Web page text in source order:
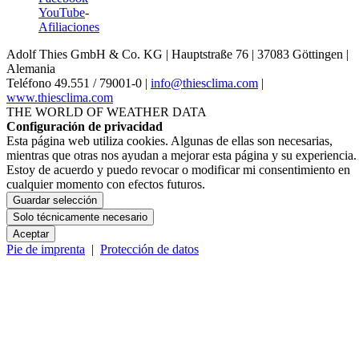
YouTube-
Afiliaciones
Adolf Thies GmbH & Co. KG | Hauptstraße 76 | 37083 Göttingen |
Alemania
Teléfono 49.551 /­ 79001-0 | info@thiesclima.com |
www.thiesclima.com
THE WORLD OF WEATHER DATA
Configuración de privacidad
Esta página web utiliza cookies. Algunas de ellas son necesarias,
mientras que otras nos ayudan a mejorar esta página y su experiencia.
Estoy de acuerdo y puedo revocar o modificar mi consentimiento en
cualquier momento con efectos futuros.
Guardar selección
Solo técnicamente necesario
Aceptar
Pie de imprenta | Protección de datos